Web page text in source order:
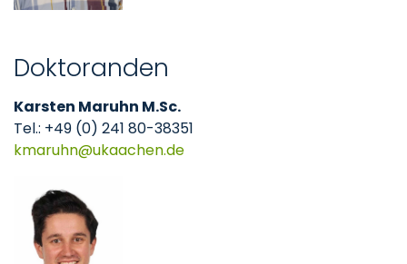
Doktoranden
Karsten Maruhn M.Sc.
Tel.: +49 (0) 241 80-38351
kmaruhn
ukaachende